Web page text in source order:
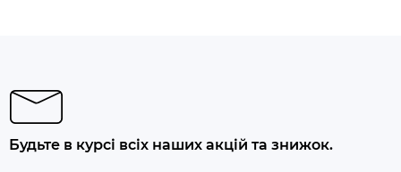
Будьте в курсі всіх наших акцій та знижок.